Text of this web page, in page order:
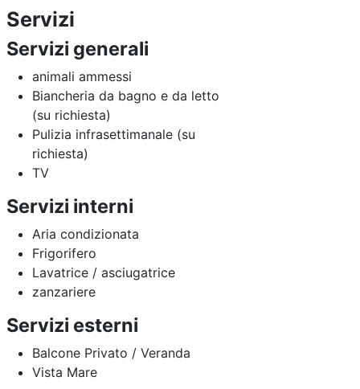
Servizi
Servizi generali
animali ammessi
Biancheria da bagno e da letto
(su richiesta)
Pulizia infrasettimanale (su
richiesta)
TV
Servizi interni
Aria condizionata
Frigorifero
Lavatrice / asciugatrice
zanzariere
Servizi esterni
Balcone Privato / Veranda
Vista Mare